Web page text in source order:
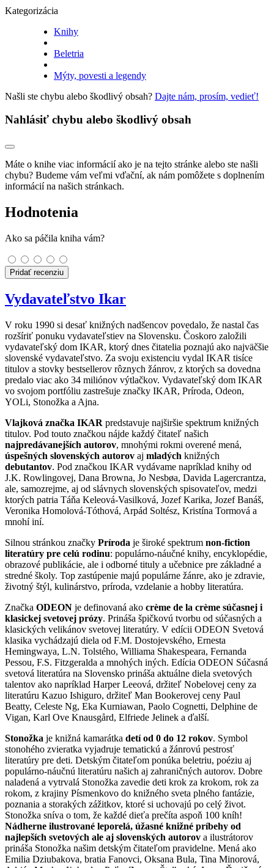
Kategorizácia
Knihy
Beletria
Mýty, povesti a legendy
Našli ste chybu alebo škodlivý obsah? Dajte nám, prosím, vedieť!
Nahlásiť chybu alebo škodlivý obsah
Máte o knihe viac informácií ako je na tejto stránke alebo ste našli
chybu? Budeme vám veľmi vďační, ak nám pomôžete s doplnením
informácií na našich stránkach.
Hodnotenia
Ako sa páčila kniha vám?
Pridať recenziu
Vydavateľstvo Ikar
V roku 1990 si desať knižných nadšencov povedalo, že nastal čas
rozšíriť ponuku vydavateľstiev na Slovensku. Čoskoro založili
vydavateľský dom IKAR, ktorý dnes čitatelia poznajú ako najväčšie
slovenské vydavateľstvo. Za svoju existenciu vydal IKAR tisíce
titulov a stovky bestsellerov rôznych žánrov, z ktorých sa dovedna
predalo viac ako 34 miliónov výtlačkov. Vydavateľský dom IKAR
vo svojom portfóliu zastrešuje značky IKAR, Príroda, Odeon,
YOLi, Stonožka a Ajna.
Vlajková značka IKAR predstavuje najširšie spektrum knižných
titulov. Pod touto značkou nájde každý čitateľ našich
najpredávanejších autorov, mnohými rokmi overené mená,
úspešných slovenských autorov aj mladých knižných
debutantov. Pod značkou IKAR vydávame napríklad knihy od
J.K. Rowlingovej, Dana Browna, Jo Nesbøa, Davida Lagercrantza,
ale, samozrejme, aj od slávnych slovenských spisovateľov, medzi
ktorých patria Táňa Keleová-Vasilková, Jozef Karika, Jozef Banáš,
Veronika Homolová-Tóthová, Arpád Soltész, Kristína Tormová a
mnohí iní.
Silnou stránkou značky Príroda je široké spektrum non-fiction
literatúry pre celú rodinu: populárno-náučné knihy, encyklopédie,
obrazové publikácie, ale i odborné tituly a učebnice pre základné a
stredné školy. Top zastúpenie majú populárne žánre, ako je zdravie,
životný štýl, kulinárstvo, príroda, vzdelanie a hobby literatúra.
Značka ODEON je definovaná ako crème de la crème súčasnej i
klasickej svetovej prózy. Prináša špičkovú tvorbu od súčasných a
klasických velikánov svetovej literatúry. V edícii ODEON Svetová
klasika vychádzajú diela od F.M. Dostojevského, Ernesta
Hemingwaya, L.N. Tolstého, Williama Shakespeara, Fernanda
Pessou, F.S. Fitzgeralda a mnohých iných. Edícia ODEON Súčasná
svetová literatúra na Slovensko prináša aktuálne diela svetových
talentov ako napríklad Harper Leeová, držiteľ Nobelovej ceny za
literatúru Kazuo Ishiguro, držiteľ Man Bookerovej ceny Paul
Beatty, Celeste Ng, Eka Kurniawan, Paolo Cognetti, Delphine de
Vigan, Karl Ove Knausgård, Elfriede Jelinek a ďalší.
Stonožka je knižná kamarátka detí od 0 do 12 rokov. Symbol
stonohého zvieratka vyjadruje tematickú a žánrovú pestrosť
literatúry pre deti. Detským čitateľom ponúka beletriu, poéziu aj
populárno-náučnú literatúru našich aj zahraničných autorov. Dobre
naladená a vytrvalá Stonožka zavedie deti krok za krokom, rok za
rokom, z krajiny Písmenkovo do knižného sveta plného fantázie,
poznania a storakých zážitkov, ktoré si uchovajú po celý život.
Stonožka sníva o tom, že každé dieťa prečíta aspoň 100 kníh!
Nádherne ilustrované leporelá, úžasné knižné príbehy od
najlepších svetových ale aj slovenských autorov a ilustrátorov
prináša Stonožka našim detským čitateľom pravidelne. Mená ako
Emilia Dziubakova, bratia Fanovci, Oksana Bula, Tina Minorová,